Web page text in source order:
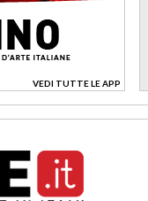
VEDI TUTTE LE APP
>